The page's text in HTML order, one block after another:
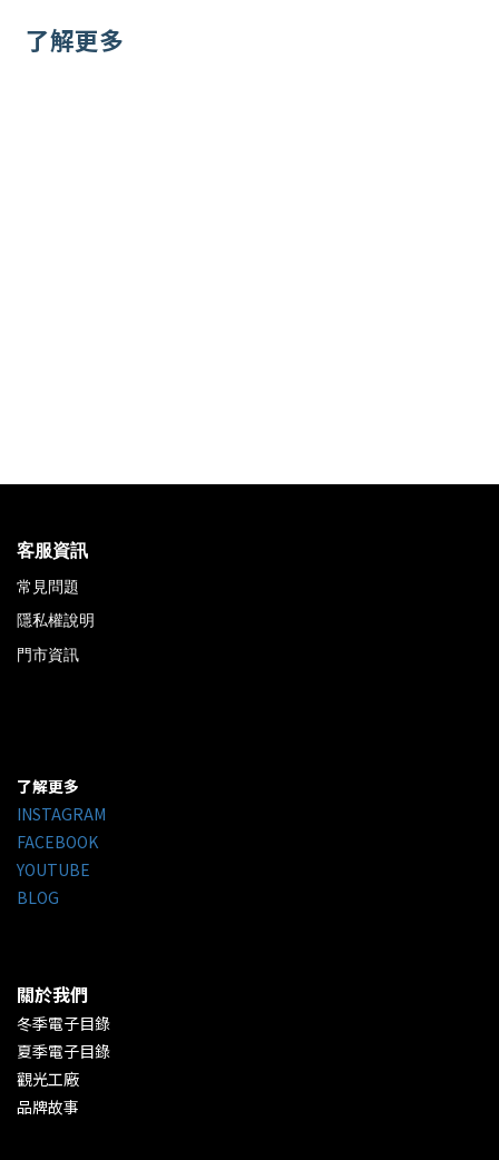
了解更多
客服資訊
常見問題
隱私權說明
門市資訊
了解更多
INSTAGRAM
FACEBOOK
YOUTUBE
BLOG
關於我們
冬季電子目錄
夏季電子目錄
觀光工廠
品牌故事